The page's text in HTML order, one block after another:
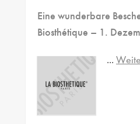
Eine wunderbare
Biosthétique – 1.
...